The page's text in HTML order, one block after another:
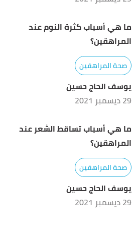
ما هي أسباب كثرة النوم عند
المراهقين؟
صحة المراهقين
يوسف الحاج حسين
29 ديسمبر 2021
ما هي أسباب تساقط الشعر عند
المراهقين؟
صحة المراهقين
يوسف الحاج حسين
29 ديسمبر 2021